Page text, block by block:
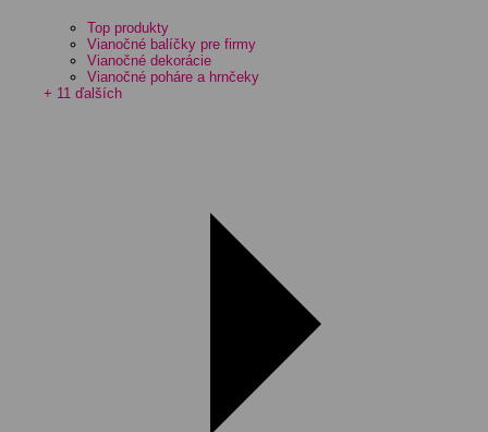
Top produkty
Vianočné balíčky pre firmy
Vianočné dekorácie
Vianočné poháre a hrnčeky
+ 11 ďalších